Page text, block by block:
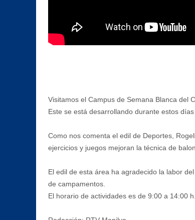
Visitamos el Campus de Semana Blanca del
Este se está desarrollando durante estos
Como nos comenta el edil de Deportes,
ejercicios y juegos mejoran la técnica de
El edil de esta área ha agradecido la labor
de campamentos.
El horario de actividades es de 9:00 a 14:00